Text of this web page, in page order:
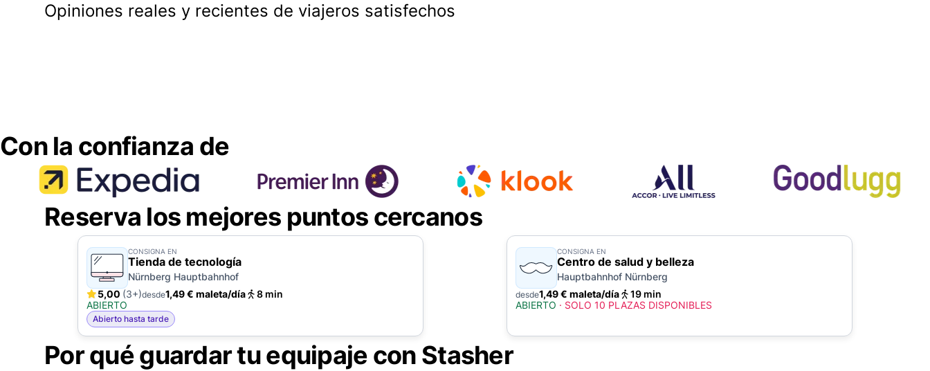
Opiniones reales y recientes de viajeros satisfechos
Con la confianza de
Reserva los mejores puntos cercanos
CONSIGNA EN
Tienda de tecnología
Nürnberg Hauptbahnhof
5,00 (3+)desde1,49 € maleta/día
8 min
ABIERTO
Abierto hasta tarde
CONSIGNA EN
Centro de salud y belleza
Hauptbahnhof Nürnberg
desde1,49 € maleta/día
19 min
ABIERTO · SOLO 10 PLAZAS DISPONIBLES
Por qué guardar tu equipaje con Stasher